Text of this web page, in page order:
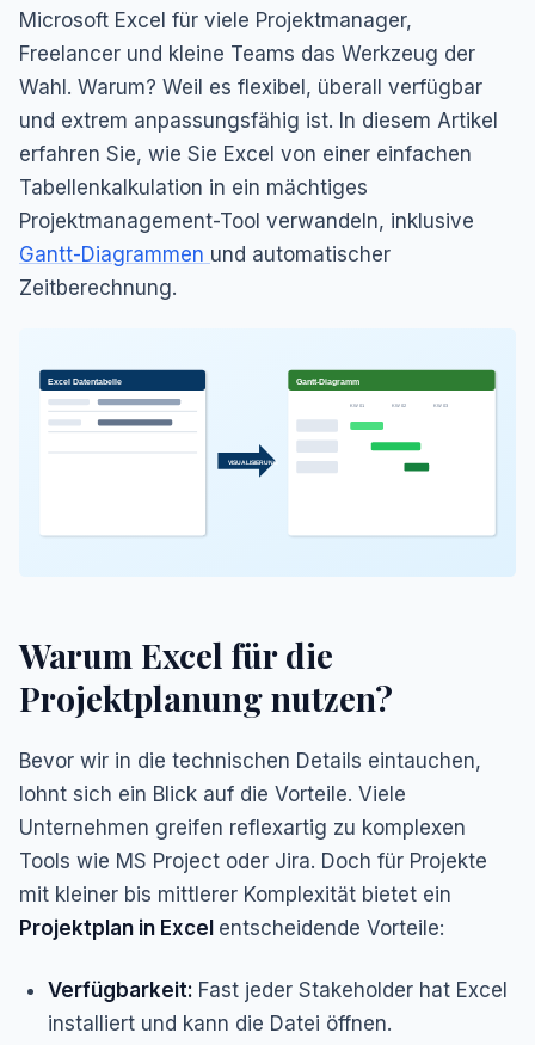
Microsoft Excel für viele Projektmanager,
Freelancer und kleine Teams das Werkzeug der
Wahl. Warum? Weil es flexibel, überall verfügbar
und extrem anpassungsfähig ist. In diesem Artikel
erfahren Sie, wie Sie Excel von einer einfachen
Tabellenkalkulation in ein mächtiges
Projektmanagement-Tool verwandeln, inklusive
Gantt-Diagrammen und automatischer
Zeitberechnung.
Excel Datentabelle
VISUALISIERUNG
Gantt-Diagramm
KW 01 KW 02 KW 03
Warum Excel für die
Projektplanung nutzen?
Bevor wir in die technischen Details eintauchen,
lohnt sich ein Blick auf die Vorteile. Viele
Unternehmen greifen reflexartig zu komplexen
Tools wie MS Project oder Jira. Doch für Projekte
mit kleiner bis mittlerer Komplexität bietet ein
Projektplan in Excel entscheidende Vorteile:
Verfügbarkeit: Fast jeder Stakeholder hat Excel
installiert und kann die Datei öffnen.